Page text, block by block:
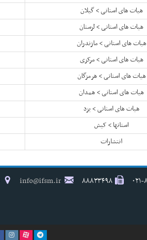
هیات های استانی > گیلان
هیات های استانی > لرستان
هیات های استانی > مازندران
هیات های استانی > مرکزی
هیات های استانی > هرمزگان
هیات های استانی > همدان
هیات های استانی > یزد
استانها > کیش
انتشارات
۸۸۸۳۳۴۹۸ info@ifsm.ir